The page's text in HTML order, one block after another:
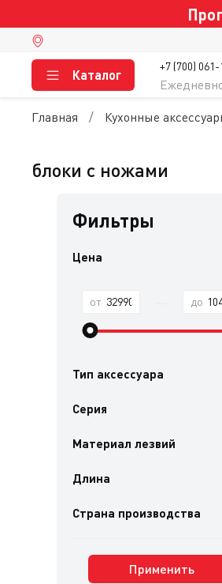
+7 (700)
Каталог
Главная Кухонные
блоки с ножами
Фильтры
Цена
от до
Тип аксессуара
Серия
Материал лезвий
Длина
Страна производства
Применить